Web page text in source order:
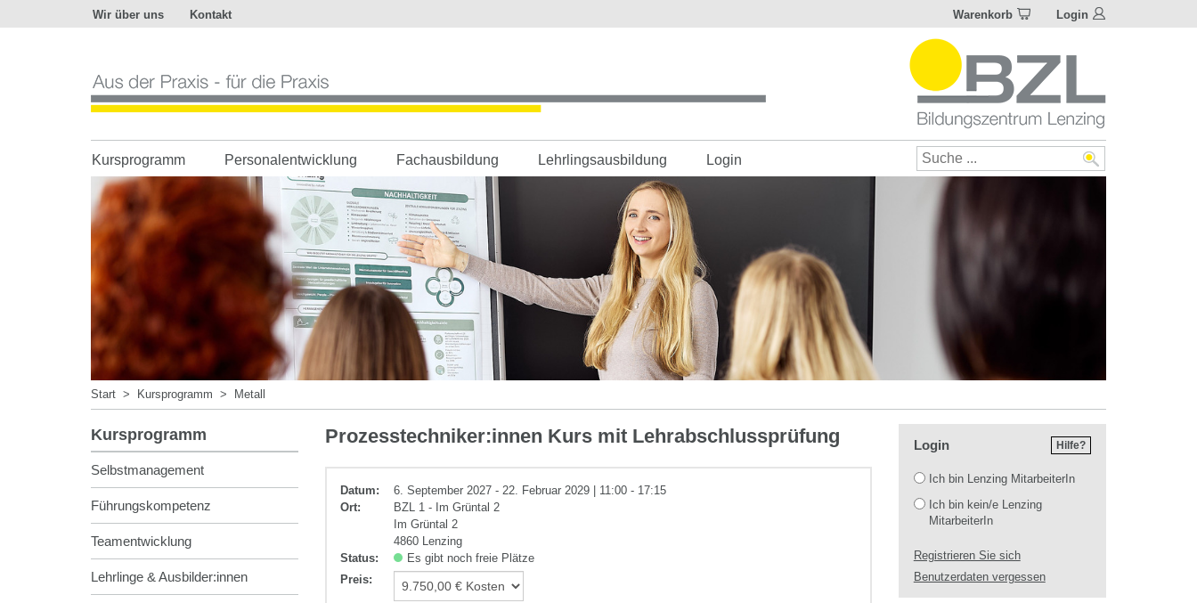
Wir über uns Kontakt Warenkorb Login
der
Praxis
-
die
Praxis
Kursprogramm Personalentwicklung Fachausbildung Lehrlingsausbildung Login
Start > Kursprogramm > Metall
Kursprogramm
Selbstmanagement
Führungskompetenz
Teamentwicklung
Lehrlinge & Ausbilder:innen
Metall
Prozesstechniker:innen Kurs mit Lehrabschlussprüfung
Datum:
6. September 2027 - 22. Februar 2029 | 11:00 - 17:15
Ort:
BZL 1 - Im Grüntal 2
Im Grüntal 2
4860 Lenzing
Status:
Es gibt noch freie Plätze
Preis:
Hilfe?
Login
Ich bin Lenzing MitarbeiterIn
Ich bin kein/e Lenzing
MitarbeiterIn
Registrieren Sie sich
Benutzerdaten vergessen